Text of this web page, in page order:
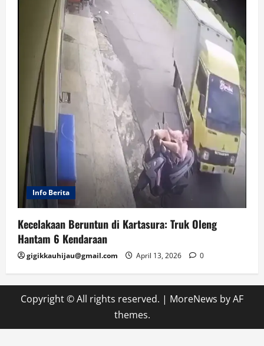
Info Berita
Kecelakaan Beruntun di Kartasura: Truk Oleng
Hantam 6 Kendaraan
gigikkauhijau@gmail.com April 13, 2026 0
Copyright © All rights reserved. | MoreNews by AF
themes.